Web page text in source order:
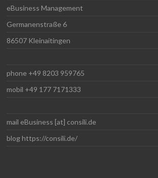
eBusiness Management
Germanenstraße 6
86507 Kleinaitingen
phone +49 8203 959765
mobil +49 177 7171333
mail eBusiness [at] consili.de
blog https://consili.de/